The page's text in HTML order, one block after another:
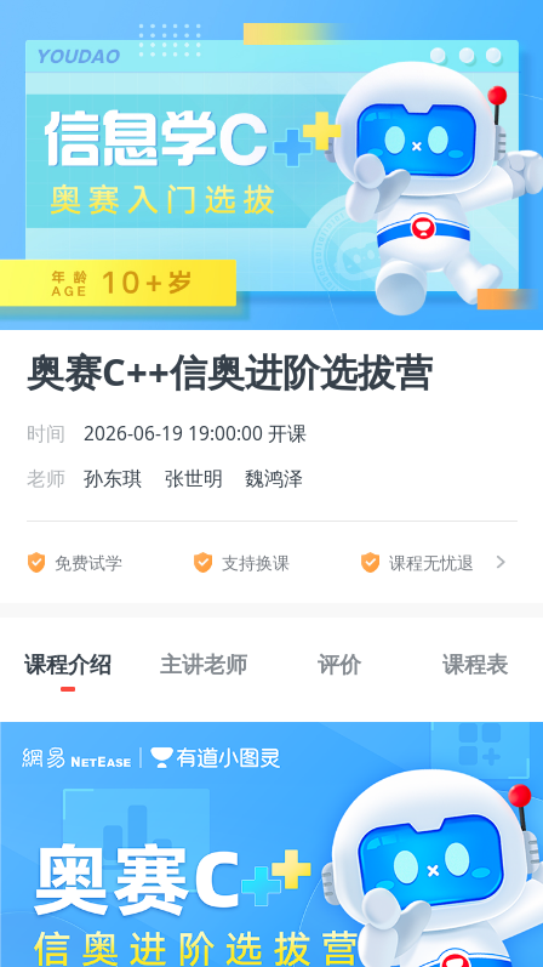
奥赛C++信奥进阶选拔营
时间 2026-06-19 19:00:00 开课
老师
孙东琪 张世明 魏鸿泽
免费试学 支持换课 课程无忧退
课程介绍 主讲老师 评价 课程表